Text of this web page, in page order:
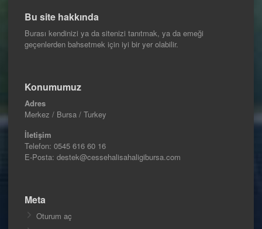
Bu site hakkında
Burası kendinizi ya da sitenizi tanıtmak, ya da emeği
geçenlerden bahsetmek için iyi bir yer olabilir.
Konumumuz
Adres
Merkez / Bursa / Turkey
İletişim
Telefon: 0545 616 60 16
E-Posta: destek@cessehalisahaligibursa.com
Meta
Oturum aç